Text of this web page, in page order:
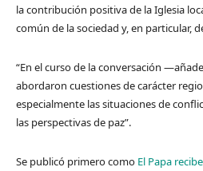
la contribución positiva de la Iglesia
común de la sociedad y, en particular,
“En el curso de la conversación
abordaron cuestiones de carácter
especialmente las situaciones de
las perspectivas de paz”.
Se publicó primero como El Papa